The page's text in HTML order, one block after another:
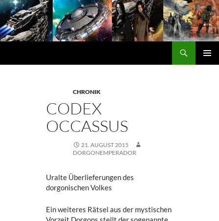
Zum
Inhalt
springen
CHRONIK
CODEX
OCCASSUS
21. AUGUST 2015
DORGONEMPERADOR
Uralte Überlieferungen des
dorgonischen Volkes
Ein weiteres Rätsel aus der mystischen